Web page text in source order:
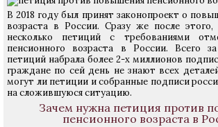
В 2018 году был принят законопроект о
возраста в России. Сразу же после этого,
несколько петиций с требованиями
пенсионного возраста в России. Всего
петиций набрала более 2-х миллионов
граждане по сей день не знают всех
могут ли петиции и собранные подписи
на сложившуюся ситуацию.
Зачем нужна петиция против
пенсионного возраста в